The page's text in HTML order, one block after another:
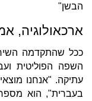
הבשן"
ארכאולוגיה,
ככל שהתקדמה
השפה הפוליטית
עתיקה. "אנחנו
בעברית", הוא